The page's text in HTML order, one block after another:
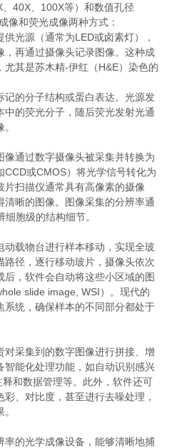
40X、100X等）和数值孔径
像和荧光成像两种方式：
光源（通常为LED或卤素灯），
再通过摄像头记录图像。这种成
其是苏木精-伊红（H&E）染色的
的分子结构或蛋白表达。光源发
的荧光分子，随后荧光发射光通
通过数字摄像头被采集并转换为
或CMOS）将光学信号转化为
扫描仪通常具有高像素的摄像
晰的图像。图像采集的分辨率通
胞级的结构细节。
载物台进行样本移动，实现全玻
路径，逐行移动玻片，摄像头依次
，软件会自动将这些小区域的图
slide image, WSI）。现代的
统，确保样本的不同部分都处于
采集到的数字图像进行拼接、增
能化处理功能，如自动识别感兴
和数据管理等。此外，软件还可
、对比度，甚至进行去噪处理，
的光学成像设备，能够清晰地捕